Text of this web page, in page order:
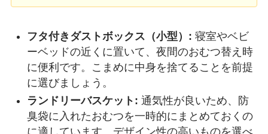
フタ付きダストボックス（小型）: 寝室やベビ
ーベッドの近くに置いて、夜間のおむつ替え時
に便利です。こまめに中身を捨てることを前提
に選びましょう。
ランドリーバスケット: 通気性が良いため、防
臭袋に入れたおむつを一時的にまとめておくの